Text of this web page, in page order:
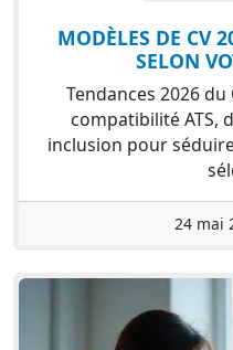
MODÈLES DE CV
SELON
Tendances 2026
compatibilité ATS,
inclusion pour
24 mai